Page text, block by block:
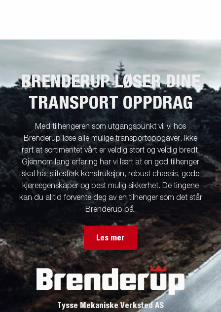
BRENDERUP LØSER DINE
TRANSPORT OPPDRAG
Med tilhengeren som utgangspunkt vil vi hos
Brenderup løse alle mulige transportoppgaver. Ikke
rart at sortimentet vårt er veldig stort og veldig bredt.
Gjennom lang erfaring har vi lært at en god tilhenger
skal ha: slitesterk konstruksjon, robust chassis, gode
kjøreegenskaper og best mulig sikkerhet. De tingene
kan du alltid forvente deg av en tilhenger som det står
Brenderup på.
Les mer
Tysse Mekaniske Verksted AS